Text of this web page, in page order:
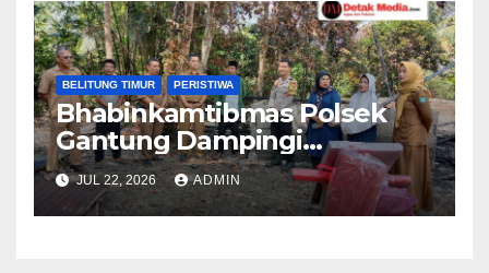
BELITUNG TIMUR PERISTIWA
Bhabinkamtibmas Polsek
Gantung Dampingi
Penyaluran Bantuan Bupati
Belitung Timur kepada
Korban Kebakaran Rumah
JUL 22, 2026 ADMIN